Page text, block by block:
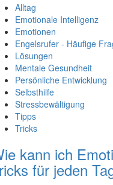
Alltag
Emotionale Intelligenz
Emotionen
Engelsrufer - Häufige
Lösungen
Mentale Gesundheit
Persönliche Entwicklung
Selbsthilfe
Stressbewältigung
Tipps
Tricks
kann ich
für jeden